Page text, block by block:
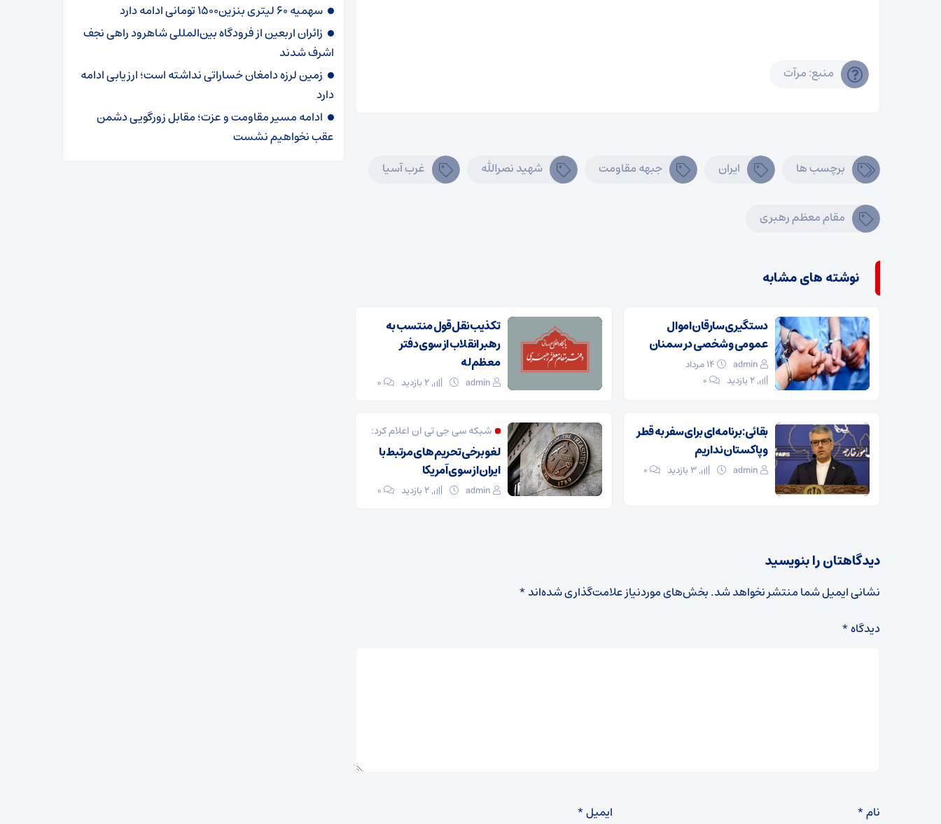
منبع: مرآت
برچسب ها ایران جبهه مقاومت شهید نصرالله غرب آسیا
مقام معظم رهبری
نوشته های مشابه
دستگیری سارقان اموال
عمومی و شخصی در سمنان
admin
۰
تکذیب نقل قول منتسب به
رهبر انقلاب از سوی دفتر
معظم‌له
admin 2 بازدید ۰
بقائی: برنامه‌ای برای سفر به قطر
و پاکستان نداریم
admin ۰
شبکه سی جی تی ان اعلام کرد:
لغو برخی تحریم های مرتبط با
ایران از سوی آمریکا
admin 2 بازدید ۰
دیدگاهتان را بنویسید
نشانی ایمیل شما منتشر نخواهد شد.بخش‌های موردنیاز علامت‌گذاری شده‌اند*
دیدگاه*
نام* ایمیل*
سهمیه ۶۰ لیتری بنزین۱۵۰۰ تومانی ادامه دارد
زائران اربعین از فرودگاه بین‌المللی شاهرود راهی نجف
اشرف شدند
زمین لرزه دامغان خساراتی نداشته است؛ ارزیابی ادامه
دارد
ادامه مسیر مقاومت و عزت؛ مقابل زورگویی دشمن
عقب نخواهیم نشست